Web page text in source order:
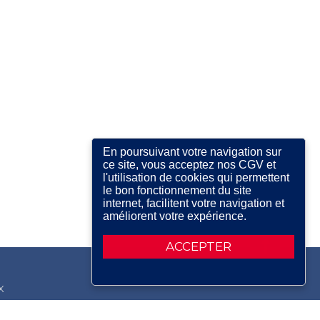
ACCEPTER
En poursuivant votre navigation sur
ce site, vous acceptez nos CGV et
l'utilisation de cookies qui permettent
le bon fonctionnement du site
internet, facilitent votre navigation et
améliorent votre expérience.